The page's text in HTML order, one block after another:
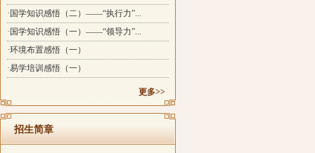
·国学知识感悟（二）——“执行力”...
·国学知识感悟（一）——“领导力”...
·环境布置感悟（一）
·易学培训感悟（一）
更多>>
招生简章